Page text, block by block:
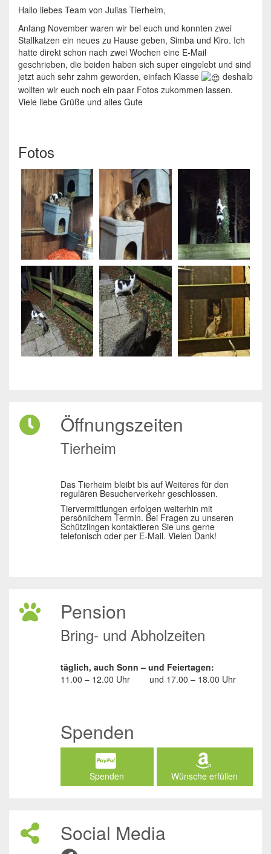
Hallo liebes Team von Julias Tierheim,
Anfang November waren wir bei euch und konnten zwei
Stallkatzen ein neues zu Hause geben, Simba und Kiro. Ich
hatte direkt schon nach zwei Wochen eine E-Mail
geschrieben, die beiden haben sich super eingelebt und sind
jetzt auch sehr zahm geworden, einfach Klasse
deshalb
wollten wir euch noch ein paar Fotos zukommen lassen.
Viele liebe Grüße und alles Gute
Fotos
Öffnungszeiten
Tierheim
Das Tierheim bleibt bis auf Weiteres für den
regulären Besucherverkehr geschlossen.
Tiervermittlungen erfolgen weiterhin mit
persönlichem Termin. Bei Fragen zu unseren
Schützlingen kontaktieren Sie uns gerne
telefonisch oder per E-Mail. Vielen Dank!
Pension
Bring- und Abholzeiten
täglich, auch Sonn – und Feiertagen:
11.00 – 12.00 Uhr
und 17.00 – 18.00 Uhr
Spenden
Spenden Wünsche erfüllen
Social Media